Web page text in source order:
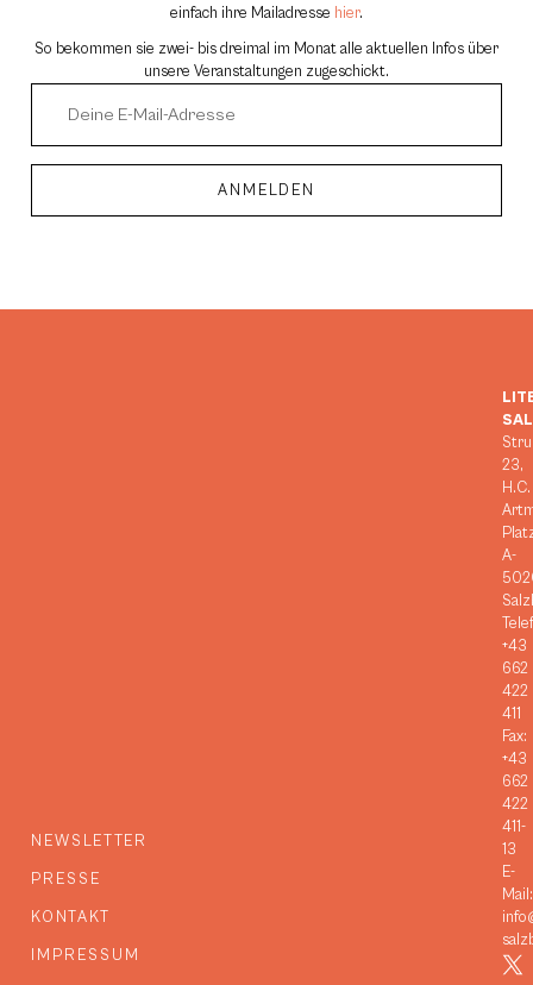
einfach ihre Mailadresse hier.
So bekommen sie zwei- bis dreimal im Monat alle aktuellen Infos über
unsere Veranstaltungen zugeschickt.
ANMELDEN
NEWSLETTER
PRESSE
KONTAKT
IMPRESSUM
23,
H.C.
A-
+43
662
422
411
Fax:
+43
662
422
411-
13
E-
Mail: